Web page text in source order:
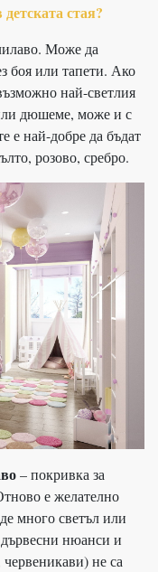
стая?
Може да
боя или тапети. Ако
най-светлия
дюшеме, може и с
е най-добре да бъдат
розово, сребро.
– покривка за
е желателно
много светъл или
нюанси и
не са